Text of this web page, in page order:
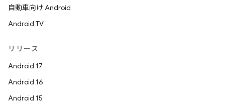
自動車向け Android
Android TV
リリース
Android 17
Android 16
Android 15